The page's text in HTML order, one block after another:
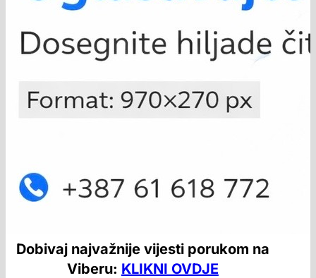
Dobivaj najvažnije vijesti porukom na
Viberu: KLIKNI OVDJE